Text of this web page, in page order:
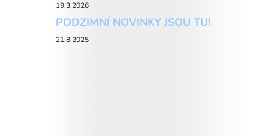
19.3.2026
PODZIMNÍ NOVINKY JSOU TU!
21.8.2025